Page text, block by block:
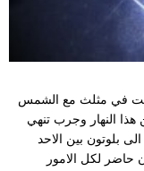
في مثلث مع الشمس
النهار وجرب تنهي
بلوتون بين الاحد
حاضر لكل الامور